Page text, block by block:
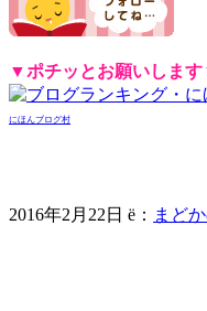
▼ポチッとお願いします
にほんブログ村
2016年2月22日 ë ： まど